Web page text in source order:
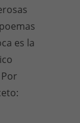
es la